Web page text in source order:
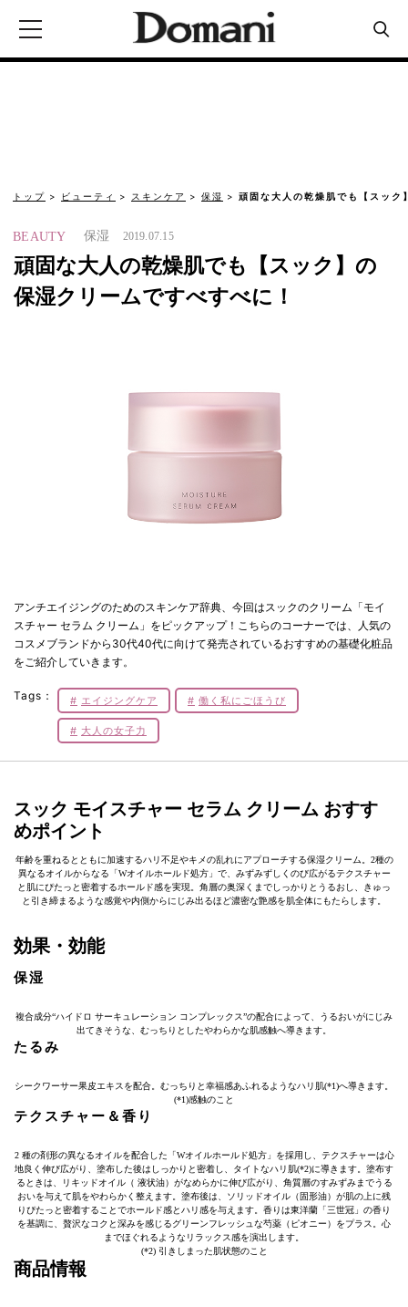
トップ ビューティ スキンケア 保湿 頑固な大人の乾燥肌でも【スック
BEAUTY 保湿 2019.07.15
頑固な大人の乾燥肌でも【スック】の
保湿クリームですべすべに！
アンチエイジングのためのスキンケア辞典、今回はスックのクリーム「モイ
スチャー セラム クリーム」をピックアップ！こちらのコーナーでは、人気の
コスメブランドから30代40代に向けて発売されているおすすめの基礎化粧品
をご紹介していきます。
Tags： エイジングケア 働く私にごほうび
大人の女子力
スック モイスチャー セラム クリーム おすす
めポイント
年齢を重ねるとともに加速するハリ不足やキメの乱れにアプローチする保湿クリーム。2種の
異なるオイルからなる「Wオイルホールド処方」で、みずみずしくのび広がるテクスチャー
と肌にぴたっと密着するホールド感を実現。角層の奥深くまでしっかりとうるおし、きゅっ
と引き締まるような感覚や内側からにじみ出るほど濃密な艶感を肌全体にもたらします。
効果・効能
保湿
複合成分“ハイドロ サーキュレーション コンプレックス”の配合によって、うるおいがにじみ
出てきそうな、むっちりとしたやわらかな肌感触へ導きます。
たるみ
シークワーサー果皮エキスを配合。むっちりと幸福感あふれるようなハリ肌(*1)へ導きます。
(*1)感触のこと
テクスチャー＆香り
2 種の剤形の異なるオイルを配合した「Wオイルホールド処方」を採用し、テクスチャーは心
地良く伸び広がり、塗布した後はしっかりと密着し、タイトなハリ肌(*2)に導きます。塗布す
るときは、リキッドオイル（ 液状油）がなめらかに伸び広がり、角質層のすみずみまでうる
おいを与えて肌をやわらかく整えます。塗布後は、ソリッドオイル（固形油）が肌の上に残
りぴたっと密着することでホールド感とハリ感を与えます。香りは東洋蘭「三世冠」の香り
を基調に、贅沢なコクと深みを感じるグリーンフレッシュな芍薬（ピオニー）をプラス。心
までほぐれるようなリラックス感を演出します。
(*2) 引きしまった肌状態のこと
商品情報